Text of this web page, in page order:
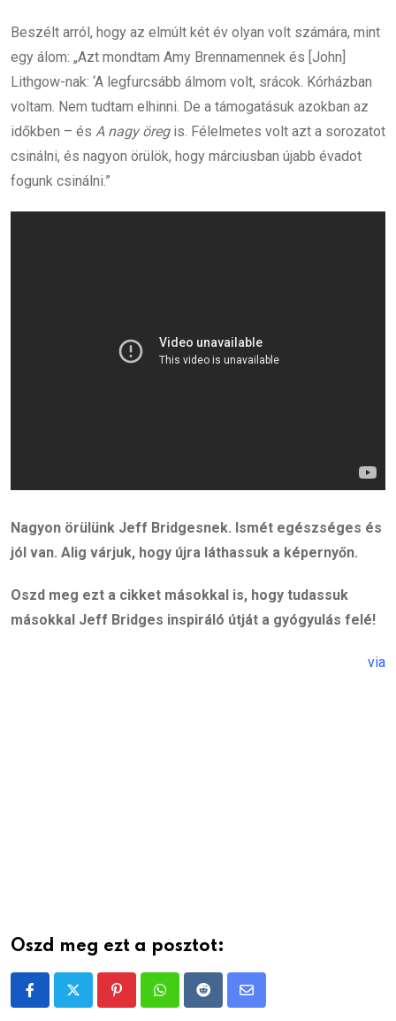
Beszélt arról, hogy az elmúlt két év olyan volt számára, mint
egy álom: „Azt mondtam Amy Brennamennek és [John]
Lithgow-nak: ‘A legfurcsább álmom volt, srácok. Kórházban
voltam. Nem tudtam elhinni. De a támogatásuk azokban az
időkben – és A nagy öregis. Félelmetes volt azt a sorozatot
csinálni, és nagyon örülök, hogy márciusban újabb évadot
fogunk csinálni.”
Nagyon örülünk Jeff Bridgesnek. Ismét egészséges és
jól van. Alig várjuk, hogy újra láthassuk a képernyőn.
Oszd meg ezt a cikket másokkal is, hogy tudassuk
másokkal Jeff Bridges inspiráló útját a gyógyulás felé!
via
Oszd meg ezt a posztot:
PinterestWhatsappRedditShare